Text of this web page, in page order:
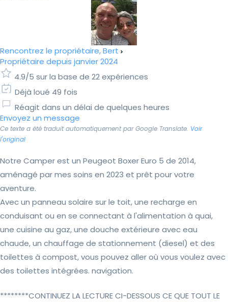
Rencontrez le propriétaire, Bert
Propriétaire depuis janvier 2024
4.9/5 sur la base de 22 expériences
Déjà loué 49 fois
Réagit dans un délai de quelques heures
Envoyez un message
Ce texte a été traduit automatiquement par Google Translate. Voir
l'original
Notre Camper est un Peugeot Boxer Euro 5 de 2014,
aménagé par mes soins en 2023 et prêt pour votre
aventure.
Avec un panneau solaire sur le toit, une recharge en
conduisant ou en se connectant à l'alimentation à quai,
une cuisine au gaz, une douche extérieure avec eau
chaude, un chauffage de stationnement (diesel) et des
toilettes à compost, vous pouvez aller où vous voulez avec
des toilettes intégrées. navigation.
********CONTINUEZ LA LECTURE CI-DESSOUS CE QUE TOUT LE